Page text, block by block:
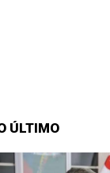
ÚLTIMO